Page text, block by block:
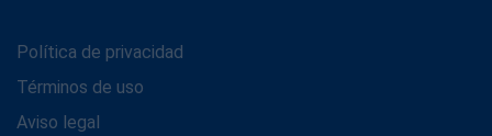
Política de privacidad
Términos de uso
Aviso legal